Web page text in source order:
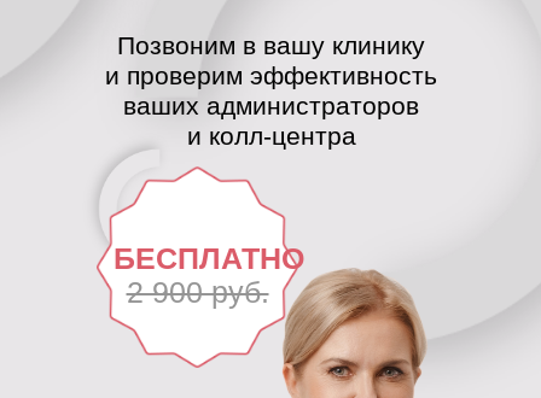
2 900 руб.
БЕСПЛАТНО
Позвоним в вашу клинику
и проверим эффективность
ваших администраторов
и колл-центра